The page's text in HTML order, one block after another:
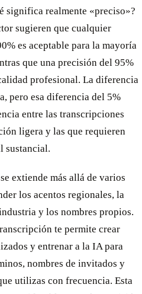
significa realmente «preciso»?
sugieren que cualquier
es aceptable para la mayoría
que una precisión del 95%
profesional. La diferencia
pero esa diferencia del 5%
entre las transcripciones
ligera y las que requieren
sustancial.
extiende más allá de varios
los acentos regionales, la
y los nombres propios.
te permite crear
y entrenar a la IA para
nombres de invitados y
utilizas con frecuencia. Esta